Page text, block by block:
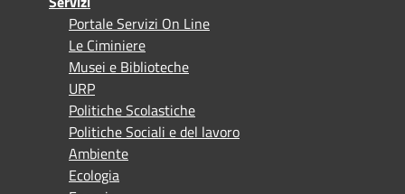
Portale Servizi On Line
Le Ciminiere
Musei e Biblioteche
URP
Politiche Scolastiche
Politiche Sociali e del lavoro
Ambiente
Ecologia